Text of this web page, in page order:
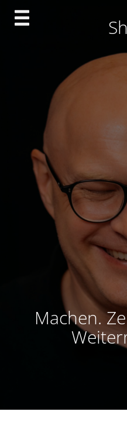
Skip
Machen.